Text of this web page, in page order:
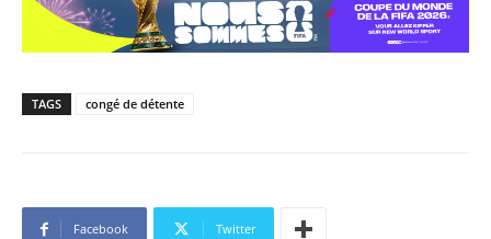
TAGS congé de détente
Facebook Twitter